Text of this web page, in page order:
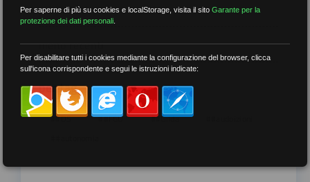
più recenti
meno recenti
per tag
##DS ##FGU ##Gilda
Per saperne di più su cookies e localStorage, visita il sitoGarante per la
protezione dei dati personali
Per disabilitare tutti i cookies mediante la configurazione del browser, clicca
sull'icona corrispondente e segui le istruzioni indicate: